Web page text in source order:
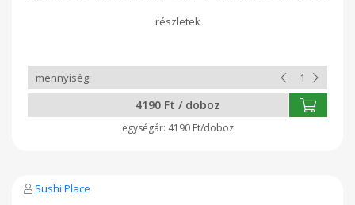
rizs, krémsajt, lilahagyma, tonhalkrém, avokádó. Minden
dobozt rendelés alapján teljesen frissen készítünk a Kosár
4190 Ft / doboz
4190 Ft/doboz
Sushi Place